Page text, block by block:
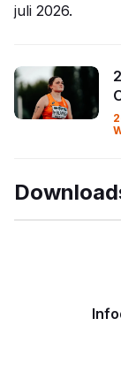
juli 2026.